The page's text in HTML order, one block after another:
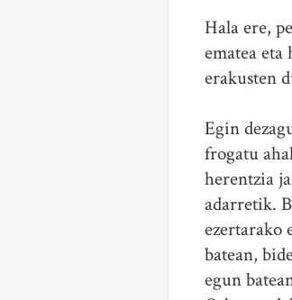
Hala ere,
ematea
erakusten
Egin
frogatu
herentzia
adarretik.
ezertarako
batean,
egun